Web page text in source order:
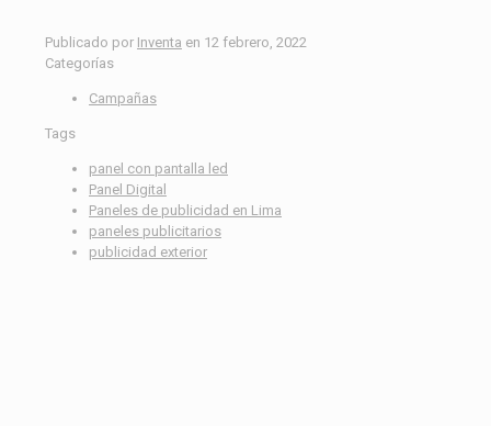
Publicado por Inventa en 12 febrero, 2022
Categorías
Campañas
Tags
panel con pantalla led
Panel Digital
Paneles de publicidad en Lima
paneles publicitarios
publicidad exterior